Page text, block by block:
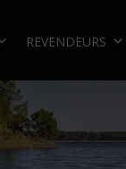
REVENDEURS